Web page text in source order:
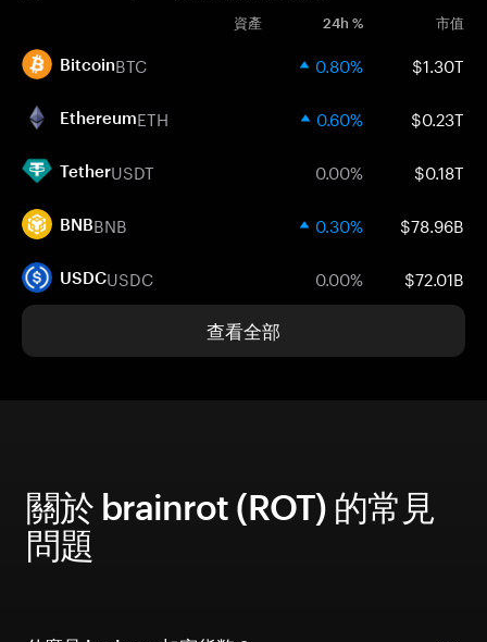
資產 24h % 市值
BitcoinBTC 0.80% $1.30T
EthereumETH 0.60% $0.23T
TetherUSDT 0.00% $0.18T
BNBBNB 0.30% $78.96B
USDCUSDC 0.00% $72.01B
查看全部
關於 brainrot (ROT) 的常見
問題